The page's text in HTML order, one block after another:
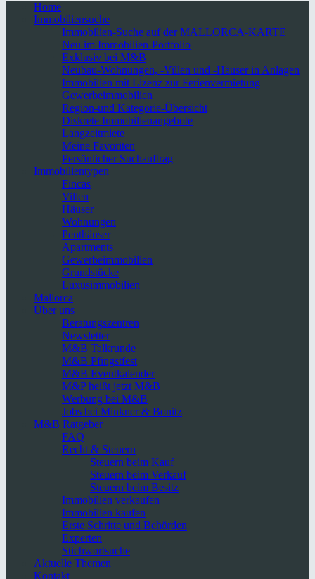
Home
Immobiliensuche
Immobilien-Suche auf der MALLORCA-KARTE
Neu im Immobilien-Portfolio
Exklusiv bei M&B
Neubau-Wohnungen, -Villen und -Häuser in Anlagen
Immobilien mit Lizenz zur Ferienvermietung
Gewerbeimmobilien
Region-und Kategorie-Übersicht
Diskrete Immobilienangebote
Langzeitmiete
Meine Favoriten
Persönlicher Suchauftrag
Immobilientypen
Fincas
Villen
Häuser
Wohnungen
Penthäuser
Apartments
Gewerbeimmobilien
Grundstücke
Luxusimmobilien
Mallorca
Über uns
Beratungszentren
Newsletter
M&B Talkrunde
M&B Pfingstfest
M&B Eventkalender
M&P heißt jetzt M&B
Werbung bei M&B
Jobs bei Minkner & Bonitz
M&B Ratgeber
FAQ
Recht & Steuern
Steuern beim Kauf
Steuern beim Verkauf
Steuern beim Besitz
Immobilien verkaufen
Immobilien kaufen
Erste Schritte und Behörden
Experten
Stichwortsuche
Aktuelle Themen
Kontakt